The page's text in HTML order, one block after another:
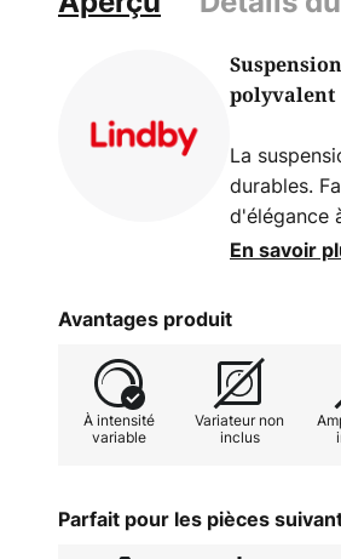
polyvalent
La
durables.
d'élégance
blanc et
Grâce à la
externe,
douce à un
En savoir
Avantages produit
À intensité
variable
Variateur non
inclus
Parfait pour les pièces